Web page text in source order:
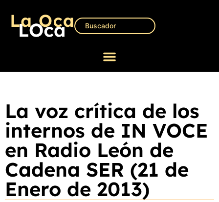
La voz crítica de los
internos de IN VOCE
en Radio León de
Cadena SER (21 de
Enero de 2013)